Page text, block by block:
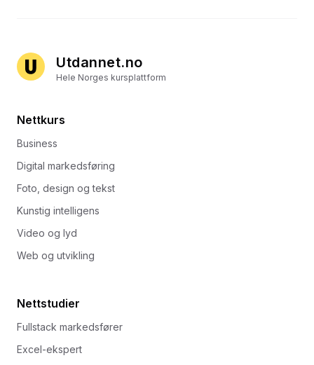
Utdannet.no
Hele Norges kursplattform
Nettkurs
Business
Digital markedsføring
Foto, design og tekst
Kunstig intelligens
Video og lyd
Web og utvikling
Nettstudier
Fullstack markedsfører
Excel-ekspert